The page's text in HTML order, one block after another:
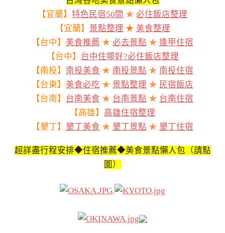
【宜蘭】 特色民宿50間 ★ 必住飯店整理
【宜蘭】 景點整理 ★ 美食整理
【台中】 美食推薦 ★ 必去景點 ★ 逢甲住宿
【台中】 台中住哪好?必住飯店整理
【南投】 南投美食 ★ 南投景點 ★ 南投住宿
【台東】 美食必吃 ★ 景點整理 ★ 民宿飯店
【台南】 台南美食 ★ 台南景點 ★ 台南住宿
【高雄】 高雄住宿整理
【墾丁】 墾丁美食 ★ 墾丁景點 ★ 墾丁住宿
超詳盡行程安排◆住宿推薦◆美食景點懶人包（請點
圖）